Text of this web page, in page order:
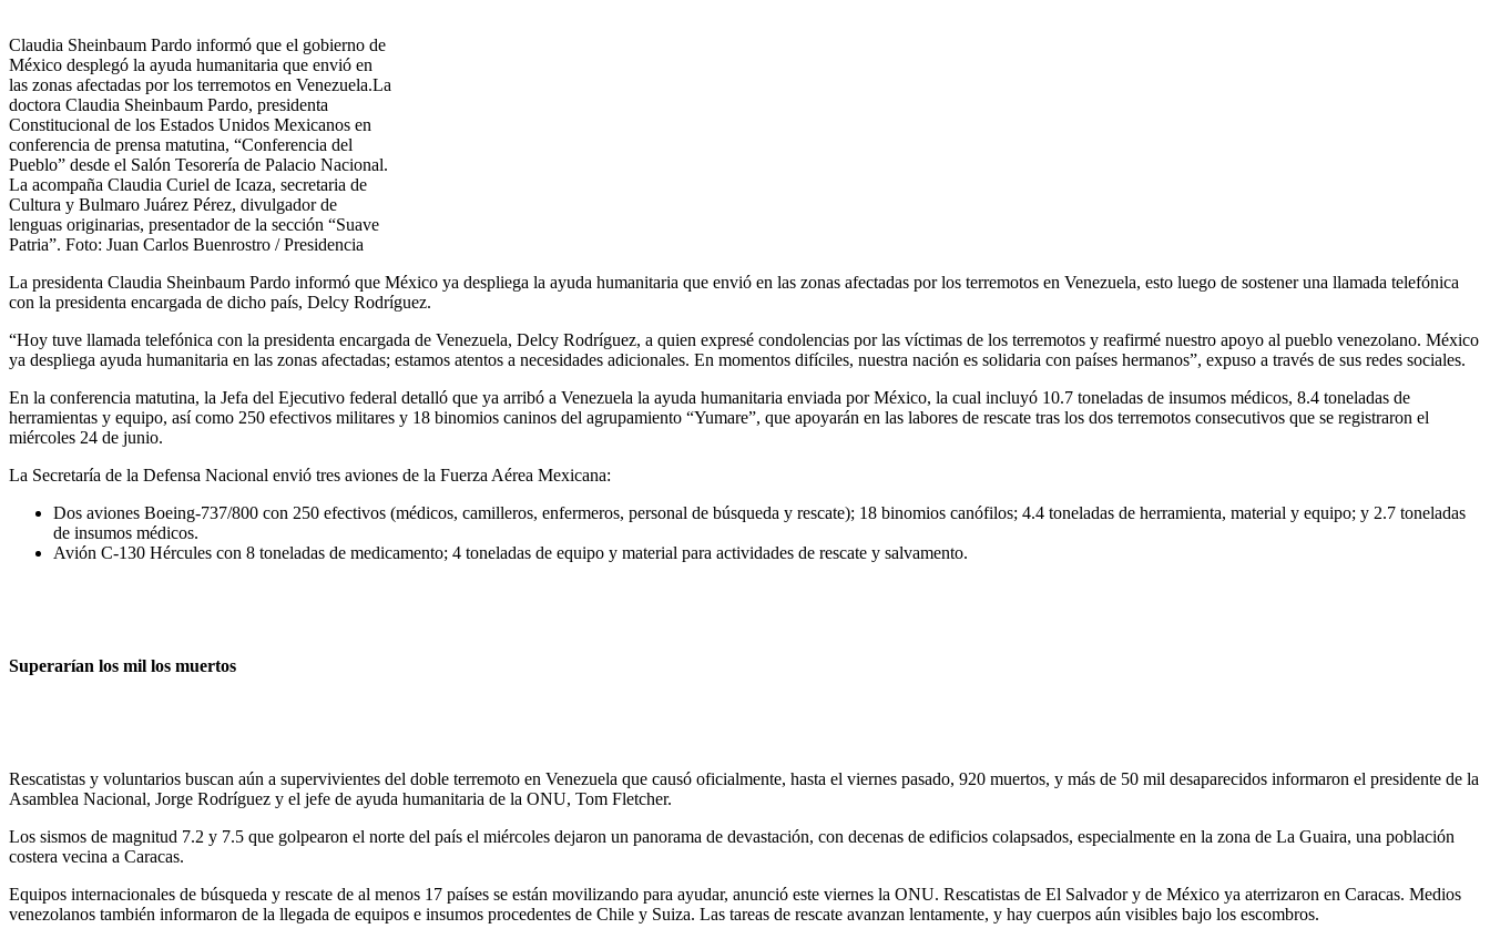
Claudia Sheinbaum Pardo informó que el gobierno de
México desplegó la ayuda humanitaria que envió en
las zonas afectadas por los terremotos en Venezuela.La
doctora Claudia Sheinbaum Pardo, presidenta
Constitucional de los Estados Unidos Mexicanos en
conferencia de prensa matutina, “Conferencia del
Pueblo” desde el Salón Tesorería de Palacio Nacional.
La acompaña Claudia Curiel de Icaza, secretaria de
Cultura y Bulmaro Juárez Pérez, divulgador de
lenguas originarias, presentador de la sección “Suave
Patria”. Foto: Juan Carlos Buenrostro / Presidencia
La presidenta Claudia Sheinbaum Pardo informó que México ya despliega la ayuda humanitaria que envió en las zonas afectadas por los terremotos en Venezuela, esto luego de sostener una llamada telefónica
con la presidenta encargada de dicho país, Delcy Rodríguez.
“Hoy tuve llamada telefónica con la presidenta encargada de Venezuela, Delcy Rodríguez, a quien expresé condolencias por las víctimas de los terremotos y reafirmé nuestro apoyo al pueblo venezolano. México
ya despliega ayuda humanitaria en las zonas afectadas; estamos atentos a necesidades adicionales. En momentos difíciles, nuestra nación es solidaria con países hermanos”, expuso a través de sus redes sociales.
En la conferencia matutina, la Jefa del Ejecutivo federal detalló que ya arribó a Venezuela la ayuda humanitaria enviada por México, la cual incluyó 10.7 toneladas de insumos médicos, 8.4 toneladas de
herramientas y equipo, así como 250 efectivos militares y 18 binomios caninos del agrupamiento “Yumare”, que apoyarán en las labores de rescate tras los dos terremotos consecutivos que se registraron el
miércoles 24 de junio.
La Secretaría de la Defensa Nacional envió tres aviones de la Fuerza Aérea Mexicana:
Dos aviones Boeing-737/800 con 250 efectivos (médicos, camilleros, enfermeros, personal de búsqueda y rescate); 18 binomios canófilos; 4.4 toneladas de herramienta, material y equipo; y 2.7 toneladas
de insumos médicos.
Avión C-130 Hércules con 8 toneladas de medicamento; 4 toneladas de equipo y material para actividades de rescate y salvamento.
Superarían los mil los muertos
Rescatistas y voluntarios buscan aún a supervivientes del doble terremoto en Venezuela que causó oficialmente, hasta el viernes pasado, 920 muertos, y más de 50 mil desaparecidos informaron el presidente de la
Asamblea Nacional, Jorge Rodríguez y el jefe de ayuda humanitaria de la ONU, Tom Fletcher.
Los sismos de magnitud 7.2 y 7.5 que golpearon el norte del país el miércoles dejaron un panorama de devastación, con decenas de edificios colapsados, especialmente en la zona de La Guaira, una población
costera vecina a Caracas.
Equipos internacionales de búsqueda y rescate de al menos 17 países se están movilizando para ayudar, anunció este viernes la ONU. Rescatistas de El Salvador y de México ya aterrizaron en Caracas. Medios
venezolanos también informaron de la llegada de equipos e insumos procedentes de Chile y Suiza. Las tareas de rescate avanzan lentamente, y hay cuerpos aún visibles bajo los escombros.